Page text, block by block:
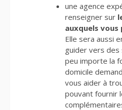
une agence
renseigner sur
auxquels
Elle sera aussi
guider vers des
peu importe la
domicile
vous aider à
pouvant fournir